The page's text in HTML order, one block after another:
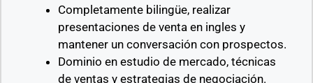
Completamente bilingüe, realizar
presentaciones de venta en ingles y
mantener un conversación con prospectos.
Dominio en estudio de mercado, técnicas
de ventas y estrategias de negociación.